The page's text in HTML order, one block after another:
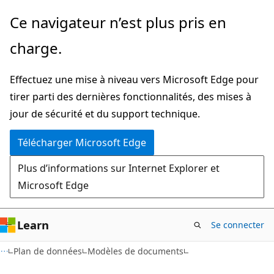
Passer
directement
au
principal
Passer
la
dans
la
page
Ce navigateur n’est plus pris en
charge.
Effectuez une mise à niveau vers Microsoft Edge pour
tirer parti des dernières fonctionnalités, des mises à
jour de sécurité et du support technique.
Télécharger Microsoft Edge
Plus d’informations sur Internet Explorer et
Microsoft Edge
Learn Se connecter
Plan de données Modèles de documents